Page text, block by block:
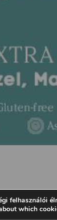
felhasználói
which